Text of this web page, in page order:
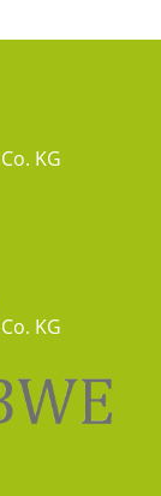
KG
KG